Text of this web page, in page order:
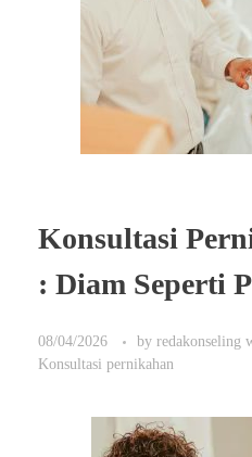
Konsultasi
: Diam Seperti
08/04/2026 by redakonseling
Konsultasi pernikahan